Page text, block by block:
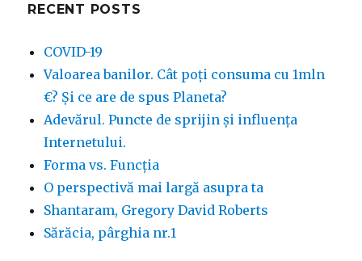
RECENT POSTS
COVID-19
Valoarea banilor. Cât poți consuma cu 1mln
€? Și ce are de spus Planeta?
Adevărul. Puncte de sprijin și influența
Internetului.
Forma vs. Funcția
O perspectivă mai largă asupra ta
Shantaram, Gregory David Roberts
Sărăcia, pârghia nr.1